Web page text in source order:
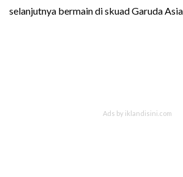
selanjutnya bermain di skuad Garuda